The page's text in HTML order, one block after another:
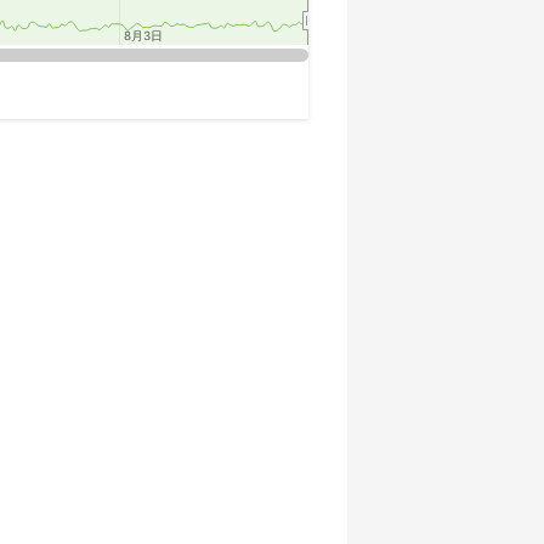
8月3日
8月3日